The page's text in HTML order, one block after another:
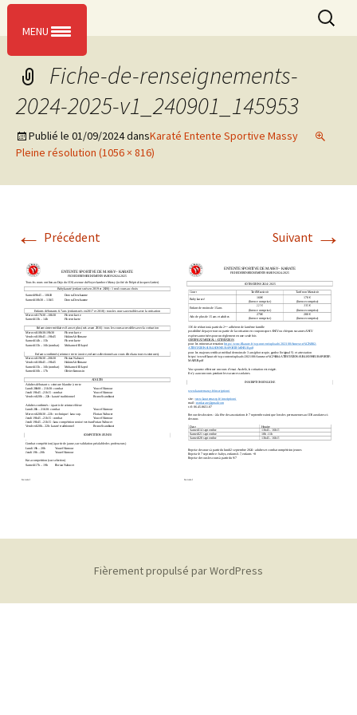
L’entente sportive de Massy
Aller
au
Fiche-de-renseignements-
2024-2025-v1_240901_145953
Publié le 01/09/2024dansKaraté Entente Sportive Massy
Pleine résolution (1056 × 816)
← Précédent Suivant →
Fièrement propulsé par WordPress
MENU